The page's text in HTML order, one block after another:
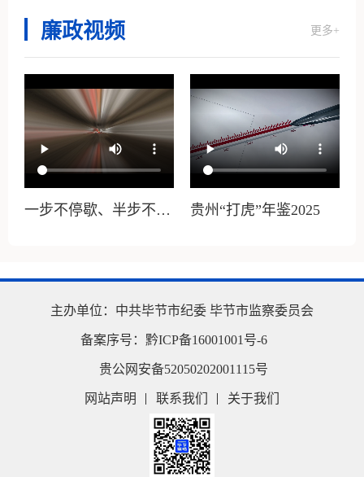
廉政视频 更多+
一步不停歇、半步不退
贵州“打虎”年鉴2025
主办单位： 中共毕节市纪委 毕节市监察委员会
备案序号： 黔ICP备16001001号-6
贵公网安备52050202001115号
网站声明 联系我们 关于我们